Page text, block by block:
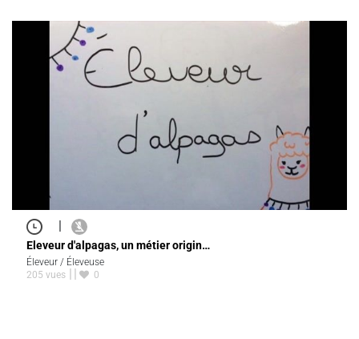
|
Eleveur d'alpagas, un métier origin…
Éleveur / Éleveuse
205 vues
0